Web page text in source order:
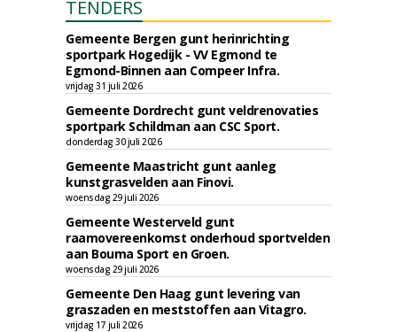
TENDERS
Gemeente Bergen gunt herinrichting
sportpark Hogedijk - VV Egmond te
Egmond-Binnen aan Compeer Infra.
vrijdag 31 juli 2026
Gemeente Dordrecht gunt veldrenovaties
sportpark Schildman aan CSC Sport.
donderdag 30 juli 2026
Gemeente Maastricht gunt aanleg
kunstgrasvelden aan Finovi.
woensdag 29 juli 2026
Gemeente Westerveld gunt
raamovereenkomst onderhoud sportvelden
aan Bouma Sport en Groen.
woensdag 29 juli 2026
Gemeente Den Haag gunt levering van
graszaden en meststoffen aan Vitagro.
vrijdag 17 juli 2026